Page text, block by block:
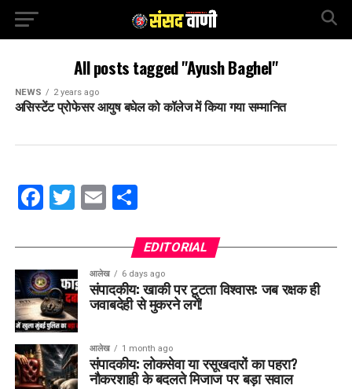
All posts tagged "Ayush Baghel"
NEWS 2 years ago
असिस्टेंट प्रोफेसर आयुष बघेल को कॉलेज में किया गया सम्मानित
Facebook
Twitter
EmailShare
EDITORIAL
आलेख 6 days ago
संपादकीय: खाकी पर टूटता विश्वास: जब रक्षक ही
जवाबदेही से मुकरने लगें!
आलेख 1 month ago
संपादकीय: लोकसेवा या रसूखदारों का पहरा?
नौकरशाही के बदलते मिजाज पर बड़ा सवाल